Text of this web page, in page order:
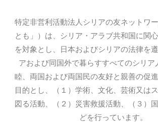
特定非営利活動法人シリアの友ネットワ
とも」）は、シリア・アラブ共和国に関
を対象とし、日本およびシリアの法律を
アおよび同国外で暮らすすべてのシリア
睦、両国および両国民の友好と親善の促
目的とし、（１）学術、文化、芸術又は
図る活動、（２）災害救援活動、（３）
どを行っています。